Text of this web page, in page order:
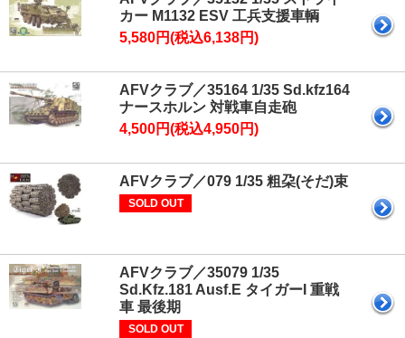
カー M1132 ESV 工兵支援車輌
5,580円(税込6,138円)
AFVクラブ／35164 1/35 Sd.kfz164
ナースホルン 対戦車自走砲
4,500円(税込4,950円)
AFVクラブ／079 1/35 粗朶(そだ)束
SOLD OUT
AFVクラブ／35079 1/35
Sd.Kfz.181 Ausf.E タイガーI 重戦
車 最後期
SOLD OUT